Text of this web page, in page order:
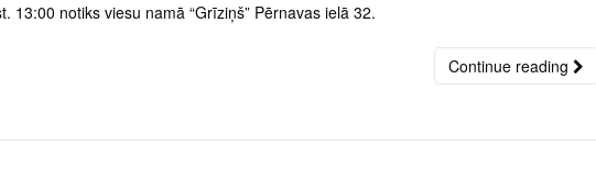
13:00 notiks viesu namā “Grīziņš” Pērnavas ielā 32.
Continue reading